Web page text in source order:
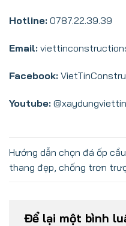
Hotline: 0787.22.39.39
Email:
Facebook:
Youtube: @xaydungviettin
Hướng dẫn chọn đá ốp cầu
thang đẹp, chống trơn
Để lại một bình